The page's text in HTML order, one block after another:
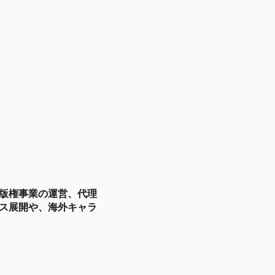
権事業の運営、代理
展開や、海外キャラ